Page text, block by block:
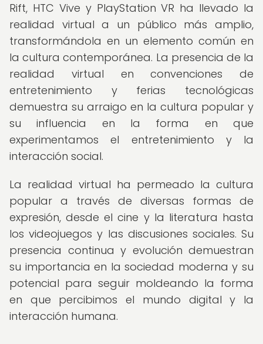
Rift, HTC Vive y PlayStation VR ha llevado la
realidad virtual a un público más amplio,
transformándola en un elemento común en
la cultura contemporánea. La presencia de la
realidad virtual en convenciones de
entretenimiento y ferias tecnológicas
demuestra su arraigo en la cultura popular y
su influencia en la forma en que
experimentamos el entretenimiento y la
interacción social.
La realidad virtual ha permeado la cultura
popular a través de diversas formas de
expresión, desde el cine y la literatura hasta
los videojuegos y las discusiones sociales. Su
presencia continua y evolución demuestran
su importancia en la sociedad moderna y su
potencial para seguir moldeando la forma
en que percibimos el mundo digital y la
interacción humana.